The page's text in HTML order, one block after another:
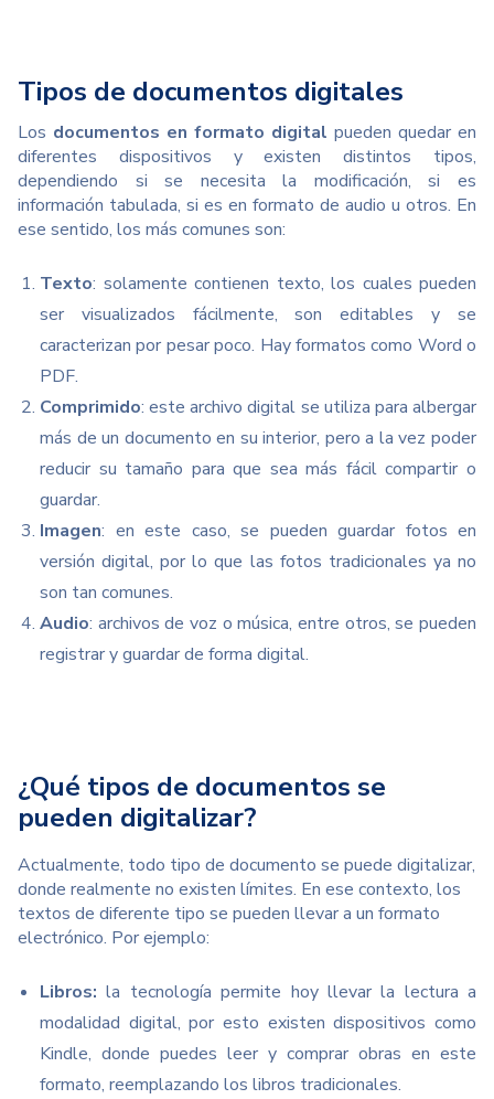
Tipos de documentos digitales
Los documentos en formato digital pueden quedar en
diferentes dispositivos y existen distintos tipos,
dependiendo si se necesita la modificación, si es
información tabulada, si es en formato de audio u otros. En
ese sentido, los más comunes son:
Texto: solamente contienen texto, los cuales pueden
ser visualizados fácilmente, son editables y se
caracterizan por pesar poco. Hay formatos como Word o
PDF.
Comprimido: este archivo digital se utiliza para albergar
más de un documento en su interior, pero a la vez poder
reducir su tamaño para que sea más fácil compartir o
guardar.
Imagen: en este caso, se pueden guardar fotos en
versión digital, por lo que las fotos tradicionales ya no
son tan comunes.
Audio: archivos de voz o música, entre otros, se pueden
registrar y guardar de forma digital.
¿Qué tipos de documentos se
pueden digitalizar?
Actualmente, todo tipo de documento se puede digitalizar,
donde realmente no existen límites. En ese contexto, los
textos de diferente tipo se pueden llevar a un formato
electrónico. Por ejemplo:
Libros: la tecnología permite hoy llevar la lectura a
modalidad digital, por esto existen dispositivos como
Kindle, donde puedes leer y comprar obras en este
formato, reemplazando los libros tradicionales.